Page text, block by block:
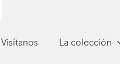
Visítanos La colección